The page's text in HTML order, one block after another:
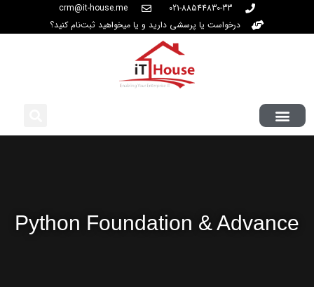
021-88544830-33
crm@it-house.me
درخواست یا پرسشی دارید و یا میخواهید ثبت‌نام کنید؟
Python Foundation & Advance